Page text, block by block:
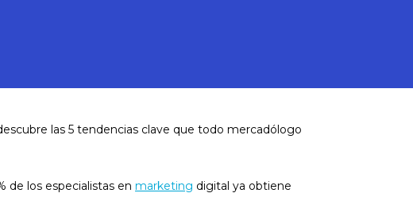
las 5 tendencias clave que todo mercadólogo
de los especialistas en marketing digital ya obtiene